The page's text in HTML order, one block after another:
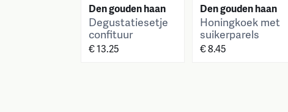
Den gouden haan
Degustatiesetje
confituur
€ 13.25
Den gouden haan
Honingkoek met
suikerparels
€ 8.45